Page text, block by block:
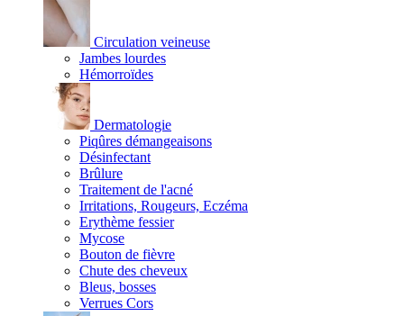
Circulation veineuse
Jambes lourdes
Hémorroïdes
Dermatologie
Piqûres démangeaisons
Désinfectant
Brûlure
Traitement de l'acné
Irritations, Rougeurs, Eczéma
Erythème fessier
Mycose
Bouton de fièvre
Chute des cheveux
Bleus, bosses
Verrues Cors